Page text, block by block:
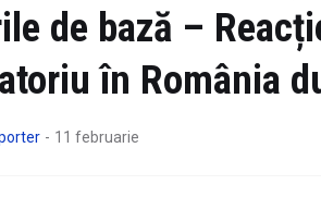
de bază –
în România
- 11 februarie